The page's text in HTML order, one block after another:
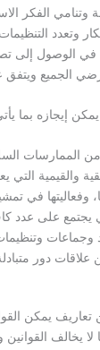
وتنامي الفكر
وتعدد
في الوصول إلى
الجميع
إيجازه بما
الممارسات
والقيمية التي
وفعاليتها في
على عدد
وجماعات
دور
يمكن
لا يخالف